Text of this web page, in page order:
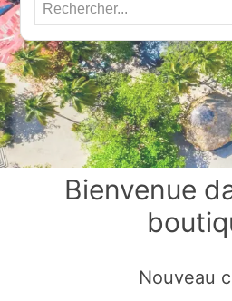
Bienvenue
Nouveau